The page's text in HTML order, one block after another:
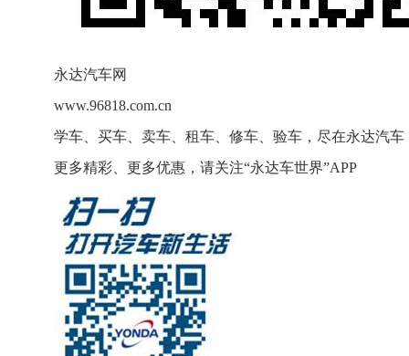
永达汽车网
www.96818.com.cn
学车、买车、卖车、租车、修车、验车，尽在永达汽车
更多精彩、更多优惠，请关注“永达车世界”APP